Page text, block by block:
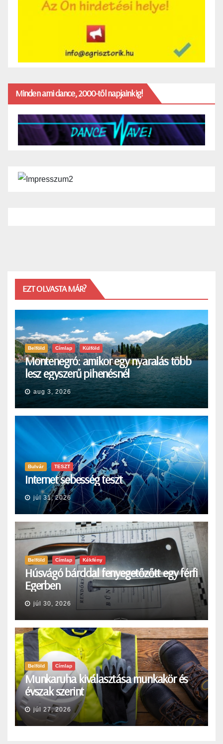
Minden ami dance, 2000-től napjainkig!
EZT OLVASTA MÁR?
Belföld Címlap Külföld
Montenegró: amikor egy nyaralás több
lesz egyszerű pihenésnél
aug 3, 2026
Bulvár TESZT
Internet sebesség teszt
júl 31, 2026
Belföld Címlap Kékfény
Húsvágó bárddal fenyegetőzőtt egy férfi
Egerben
júl 30, 2026
Belföld Címlap
Munkaruha kiválasztása munkakör és
évszak szerint
júl 27, 2026